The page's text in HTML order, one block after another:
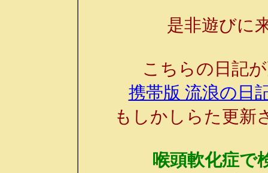
是非遊びに
こちらの日記
携帯版 流浪の日
もしかしらた更新
喉頭軟化症で